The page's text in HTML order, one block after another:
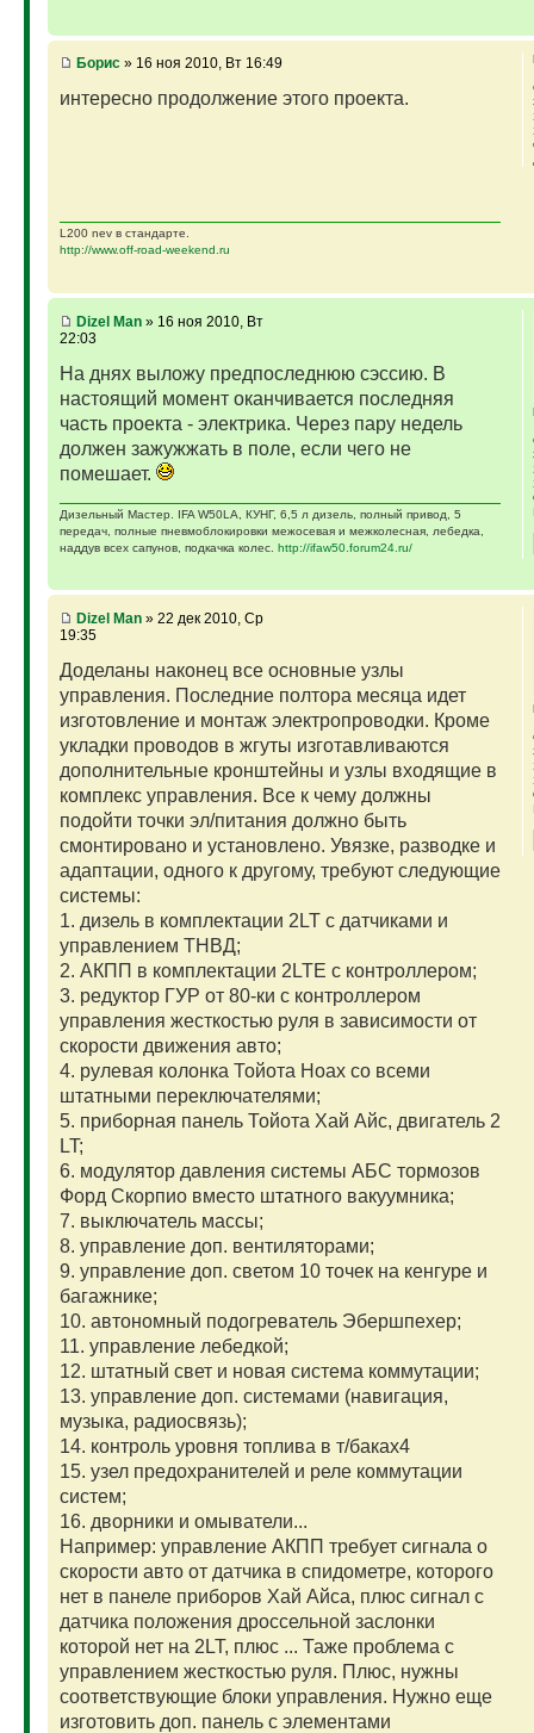
Борис» 16 ноя 2010, Вт 16:49
интересно продолжение этого проекта.
L200 nev в стандарте.
http://www.off-road-weekend.ru
Dizel Man» 16 ноя 2010, Вт
22:03
На днях выложу предпоследнюю сэссию. В
настоящий момент оканчивается последняя
часть проекта - электрика. Через пару недель
должен зажужжать в поле, если чего не
помешает.
Дизельный Мастер. IFA W50LA, КУНГ, 6,5 л дизель, полный привод, 5
передач, полные пневмоблокировки межосевая и межколесная, лебедка,
наддув всех сапунов, подкачка колес. http://ifaw50.forum24.ru/
Dizel Man» 22 дек 2010, Ср
19:35
Доделаны наконец все основные узлы
управления. Последние полтора месяца идет
изготовление и монтаж электропроводки. Кроме
укладки проводов в жгуты изготавливаются
дополнительные кронштейны и узлы входящие в
комплекс управления. Все к чему должны
подойти точки эл/питания должно быть
смонтировано и установлено. Увязке, разводке и
адаптации, одного к другому, требуют следующие
системы:
1. дизель в комплектации 2LT с датчиками и
управлением ТНВД;
2. АКПП в комплектации 2LTE с контроллером;
3. редуктор ГУР от 80-ки с контроллером
управления жесткостью руля в зависимости от
скорости движения авто;
4. рулевая колонка Тойота Ноах со всеми
штатными переключателями;
5. приборная панель Тойота Хай Айс, двигатель 2
LT;
6. модулятор давления системы АБС тормозов
Форд Скорпио вместо штатного вакуумника;
7. выключатель массы;
8. управление доп. вентиляторами;
9. управление доп. светом 10 точек на кенгуре и
багажнике;
10. автономный подогреватель Эбершпехер;
11. управление лебедкой;
12. штатный свет и новая система коммутации;
13. управление доп. системами (навигация,
музыка, радиосвязь);
14. контроль уровня топлива в т/баках4
15. узел предохранителей и реле коммутации
систем;
16. дворники и омыватели...
Например: управление АКПП требует сигнала о
скорости авто от датчика в спидометре, которого
нет в панеле приборов Хай Айса, плюс сигнал с
датчика положения дроссельной заслонки
которой нет на 2LT, плюс ... Таже проблема с
управлением жесткостью руля. Плюс, нужны
соответствующие блоки управления. Нужно еще
изготовить доп. панель с элементами